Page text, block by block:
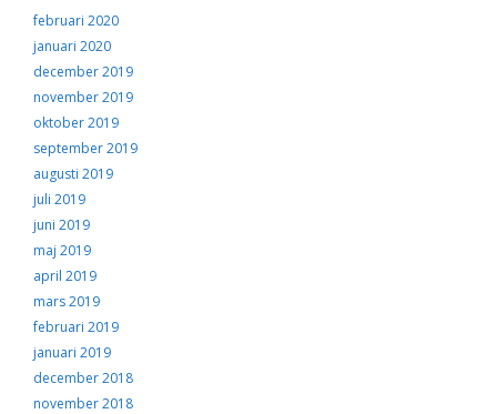
februari 2020
januari 2020
december 2019
november 2019
oktober 2019
september 2019
augusti 2019
juli 2019
juni 2019
maj 2019
april 2019
mars 2019
februari 2019
januari 2019
december 2018
november 2018